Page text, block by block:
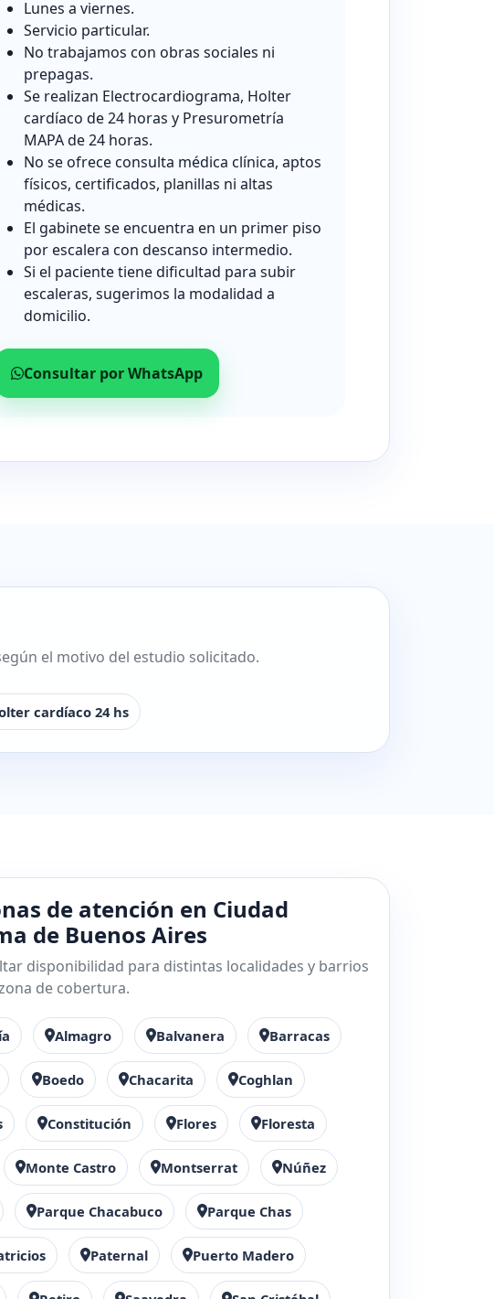
Lunes a viernes.
Servicio particular.
No trabajamos con obras sociales ni
prepagas.
Se realizan Electrocardiograma, Holter
cardíaco de 24 horas y Presurometría
MAPA de 24 horas.
No se ofrece consulta médica clínica, aptos
físicos, certificados, planillas ni altas
médicas.
El gabinete se encuentra en un primer piso
por escalera con descanso intermedio.
Si el paciente tiene dificultad para subir
escaleras, sugerimos la modalidad a
domicilio.
Consultar por WhatsApp
el motivo del estudio solicitado.
cardíaco 24 hs
de atención en Ciudad
de Buenos Aires
disponibilidad para distintas localidades y barrios
de cobertura.
Almagro Balvanera Barracas
Boedo Chacarita Coghlan
Constitución Flores Floresta
Monte Castro Montserrat Núñez
Parque Chacabuco Parque Chas
Paternal Puerto Madero